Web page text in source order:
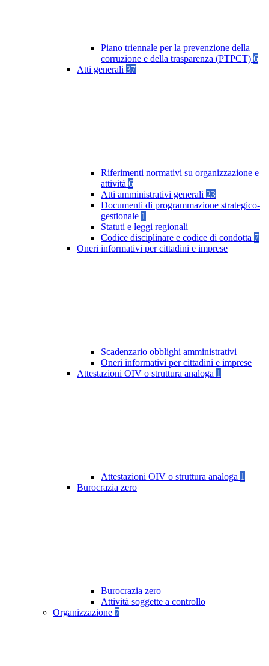
Piano triennale per la prevenzione della
corruzione e della trasparenza (PTPCT) 6
Atti generali 37
Riferimenti normativi su organizzazione e
attività 6
Atti amministrativi generali 23
Documenti di programmazione strategico-
gestionale 1
Statuti e leggi regionali
Codice disciplinare e codice di condotta 7
Oneri informativi per cittadini e imprese
Scadenzario obblighi amministrativi
Oneri informativi per cittadini e imprese
Attestazioni OIV o struttura analoga 1
Attestazioni OIV o struttura analoga 1
Burocrazia zero
Burocrazia zero
Attività soggette a controllo
Organizzazione 7